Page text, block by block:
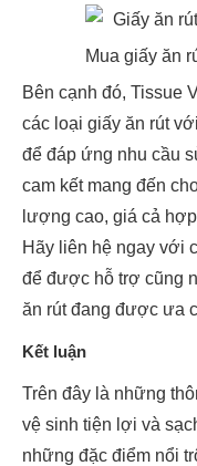
Mua giấy ăn
Bên cạnh đó, Tissue
các loại giấy ăn rút
để đáp ứng nhu cầu
cam kết mang đến
lượng cao, giá cả
Hãy liên hệ ngay với
để được hỗ trợ cũng
ăn rút đang được ưa
Kết luận
Trên đây là những
vệ sinh tiện lợi và
những đặc điểm nổi